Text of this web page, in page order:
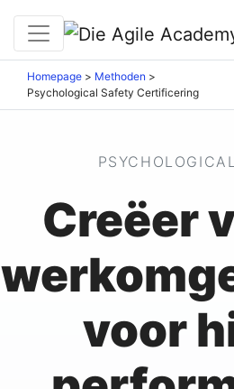
Homepage > Methoden >
Psychological Safety Certificering
Creëer
voor